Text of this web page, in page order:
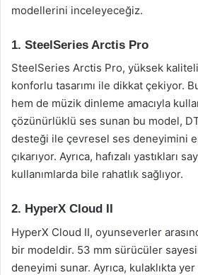
modellerini inceleyeceğiz.
1. SteelSeries Arctis Pro
SteelSeries Arctis Pro, yüksek
konforlu tasarımı ile dikkat çekiyor.
hem de müzik dinleme amacıyla
çözünürlüklü ses sunan bu model,
desteği ile çevresel ses deneyimini
çıkarıyor. Ayrıca, hafızalı yastıkları
kullanımlarda bile rahatlık sağlıyor.
2. HyperX Cloud II
HyperX Cloud II, oyunseverler
bir modeldir. 53 mm sürücüler
deneyimi sunar. Ayrıca, kulaklıkta